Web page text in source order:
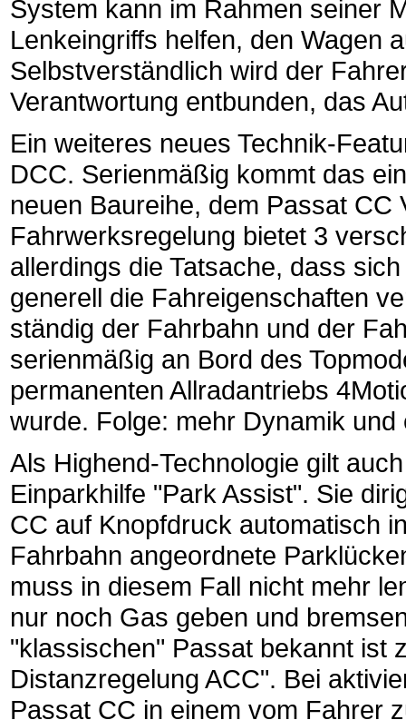
System kann im Rahmen seiner
Lenkeingriffs helfen, den Wagen
Selbstverständlich wird der
Verantwortung entbunden, das
Ein weiteres neues Technik-
DCC. Serienmäßig kommt das
neuen Baureihe, dem Passat
Fahrwerksregelung bietet 3
allerdings die Tatsache, dass
generell die Fahreigenschaften
ständig der Fahrbahn und der
serienmäßig an Bord des
permanenten Allradantriebs
wurde. Folge: mehr Dynamik
Als Highend-Technologie gilt
Einparkhilfe "Park Assist". Sie
CC auf Knopfdruck automatisch
Fahrbahn angeordnete
muss in diesem Fall nicht mehr
nur noch Gas geben und
"klassischen" Passat bekannt ist
Distanzregelung ACC". Bei
Passat CC in einem vom Fahrer